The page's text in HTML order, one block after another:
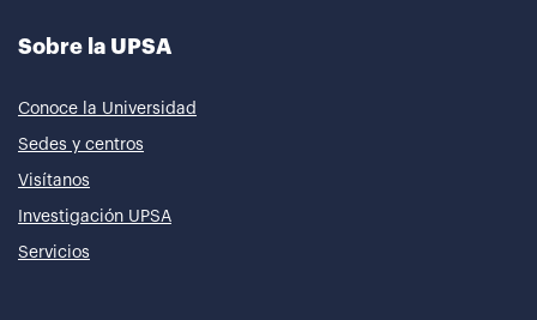
Sobre la UPSA
Conoce la Universidad
Sedes y centros
Visítanos
Investigación UPSA
Servicios